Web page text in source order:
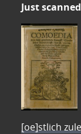
Just scanned
[oe]stlich